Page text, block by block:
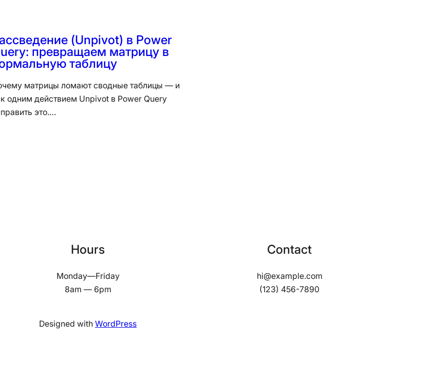
(Unpivot) в Power
превращаем матрицу в
таблицу
матрицы ломают сводные таблицы — и
одним действием Unpivot в Power Query
это.…
Hours
Monday—Friday
8am — 6pm
Contact
hi@example.com
(123) 456-7890
Designed with WordPress